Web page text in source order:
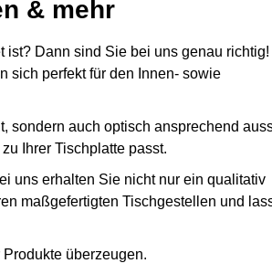
& mehr
Dann sind Sie bei uns genau richtig!
sich perfekt für den Innen- sowie
sondern auch optisch ansprechend
Ihrer Tischplatte passt.
uns erhalten Sie nicht nur ein qualitativ
maßgefertigten Tischgestellen und
überzeugen.